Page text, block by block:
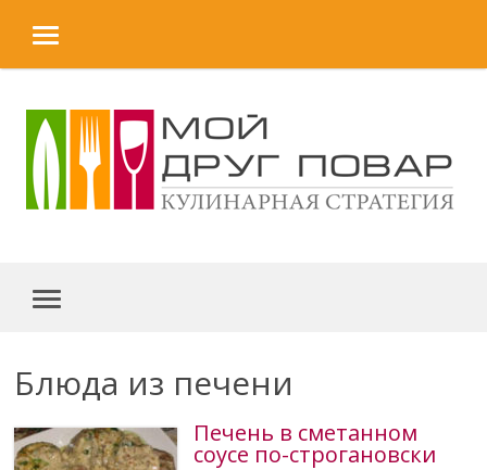
MENU
MENU
Блюда из печени
Печень в сметанном
соусе по-строгановски